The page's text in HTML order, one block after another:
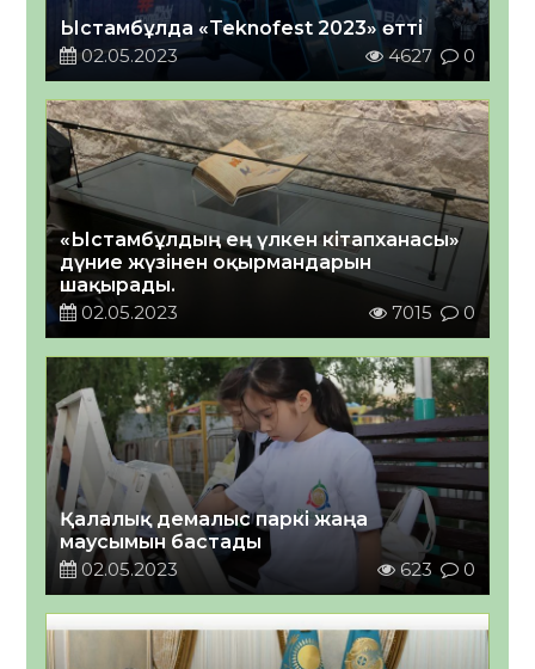
Ыстамбұлда «Teknofest 2023» өтті
02.05.2023
4627 0
«Ыстамбұлдың ең үлкен кітапханасы»
дүние жүзінен оқырмандарын
шақырады.
02.05.2023
7015 0
Қалалық демалыс паркі жаңа
маусымын бастады
02.05.2023
623 0